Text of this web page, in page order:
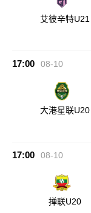
艾彼辛特U21
17:00 08-10
大港星联U20
17:00 08-10
掸联U20